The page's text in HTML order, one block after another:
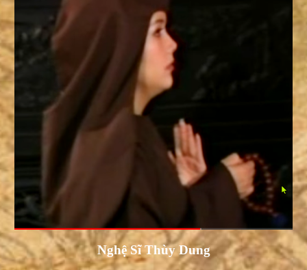
Nghệ Sĩ Thùy Dung